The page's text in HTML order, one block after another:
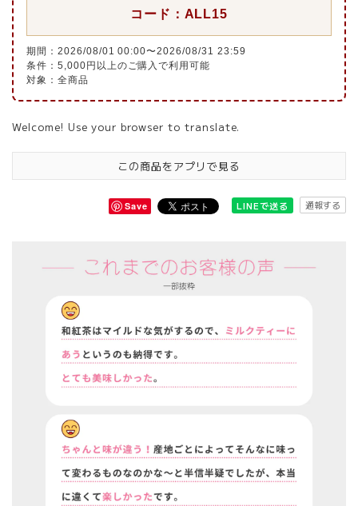
コード：ALL15
期間：2026/08/01 00:00〜2026/08/31 23:59
条件：5,000円以上のご購入で利用可能
対象：全商品
Welcome! Use your browser to translate.
この商品をアプリで見る
Save LINEで送る 通報する